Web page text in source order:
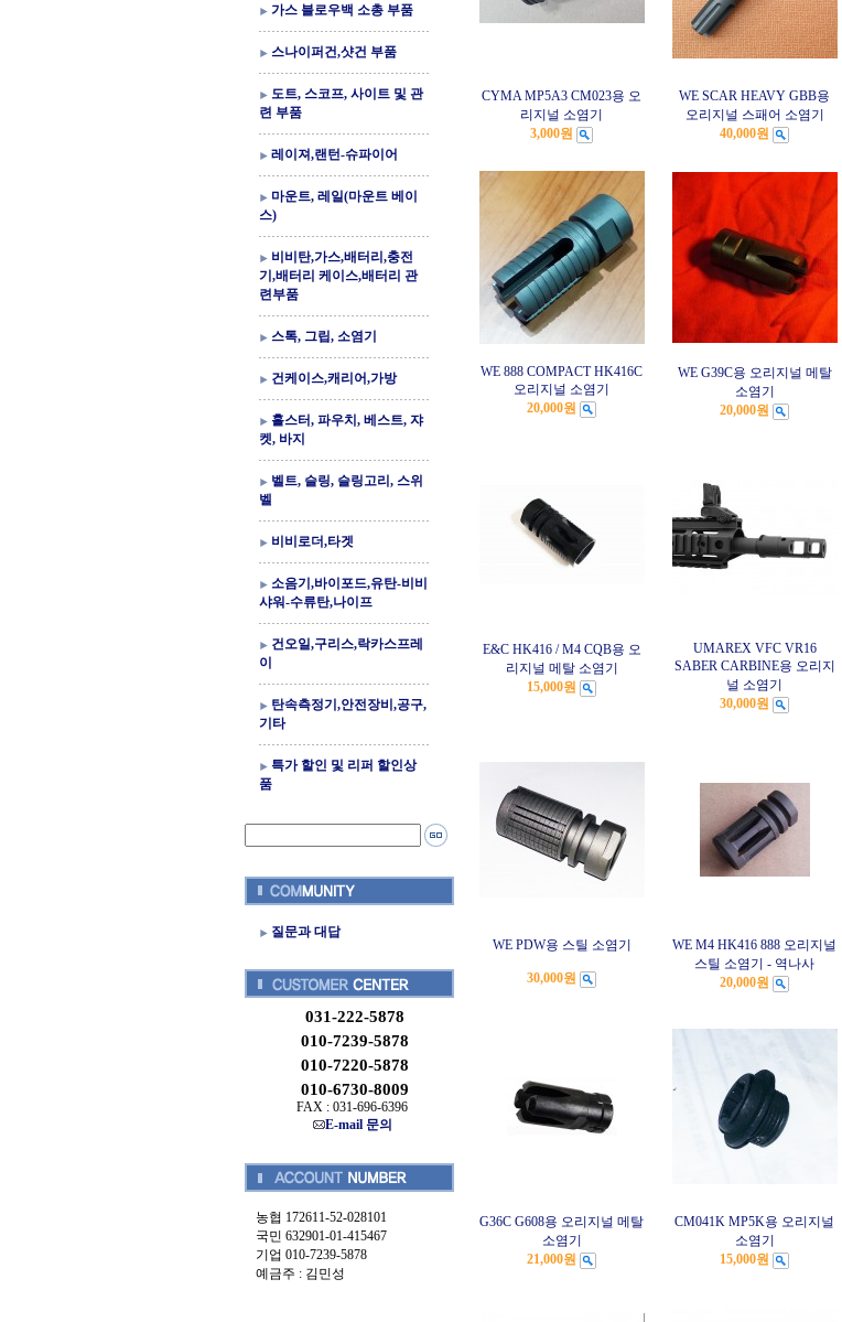
가스 블로우백 소총 부품
스나이퍼건,샷건 부품
도트, 스코프, 사이트 및 관
련 부품
레이져,랜턴-슈파이어
마운트, 레일(마운트 베이
스)
비비탄,가스,배터리,충전
기,배터리 케이스,배터리 관
련부품
스톡, 그립, 소염기
건케이스,캐리어,가방
홀스터, 파우치, 베스트, 쟈
켓, 바지
벨트, 슬링, 슬링고리, 스위
벨
비비로더,타겟
소음기,바이포드,유탄-비비
샤워-수류탄,나이프
건오일,구리스,락카스프레
이
탄속측정기,안전장비,공구,
기타
특가 할인 및 리퍼 할인상
품
질문과 대답
031-222-5878
010-7239-5878
010-7220-5878
010-6730-8009
FAX : 031-696-6396
E-mail 문의
농협 172611-52-028101
국민 632901-01-415467
기업 010-7239-5878
예금주 : 김민성
CYMA MP5A3 CM023용 오
리지널 소염기
3,000원
WE SCAR HEAVY GBB용
오리지널 스패어 소염기
40,000원
WE 888 COMPACT HK416C
오리지널 소염기
20,000원
WE G39C용 오리지널 메탈
소염기
20,000원
E&C HK416 / M4 CQB용 오
리지널 메탈 소염기
15,000원
UMAREX VFC VR16
SABER CARBINE용 오리지
널 소염기
30,000원
WE PDW용 스틸 소염기
30,000원
WE M4 HK416 888 오리지널
스틸 소염기 - 역나사
20,000원
G36C G608용 오리지널 메탈
소염기
21,000원
CM041K MP5K용 오리지널
소염기
15,000원